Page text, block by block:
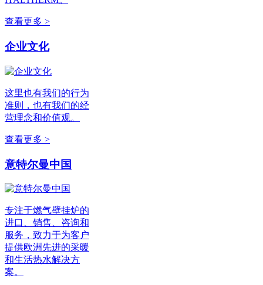
查看更多 >
企业文化
这里也有我们的行为
准则，也有我们的经
营理念和价值观。
查看更多 >
意特尔曼中国
专注于燃气壁挂炉的
进口、销售、咨询和
服务，致力于为客户
提供欧洲先进的采暖
和生活热水解决方
案。